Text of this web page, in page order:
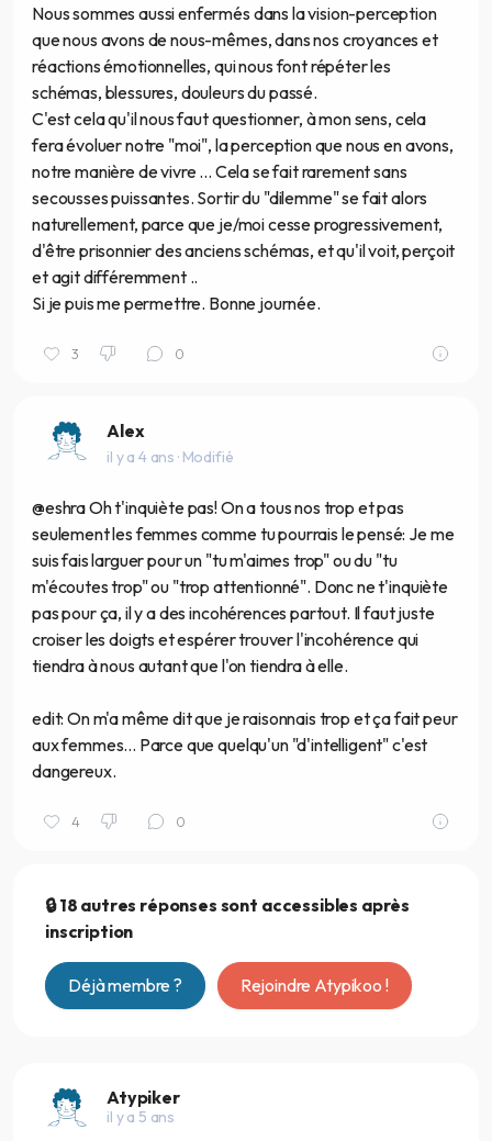
Nous sommes aussi enfermés dans la vision-perception
que nous avons de nous-mêmes, dans nos croyances et
réactions émotionnelles, qui nous font répéter les
schémas, blessures, douleurs du passé.
C'est cela qu'il nous faut questionner, à mon sens, cela
fera évoluer notre "moi", la perception que nous en avons,
notre manière de vivre ... Cela se fait rarement sans
secousses puissantes. Sortir du "dilemme" se fait alors
naturellement, parce que je/moi cesse progressivement,
d'être prisonnier des anciens schémas, et qu'il voit, perçoit
et agit différemment ..
Si je puis me permettre. Bonne journée.
3 0
Alex
il y a 4 ans · Modifié
@eshra Oh t'inquiète pas! On a tous nos trop et pas
seulement les femmes comme tu pourrais le pensé: Je me
suis fais larguer pour un "tu m'aimes trop" ou du "tu
m'écoutes trop" ou "trop attentionné". Donc ne t'inquiète
pas pour ça, il y a des incohérences partout. Il faut juste
croiser les doigts et espérer trouver l'incohérence qui
tiendra à nous autant que l'on tiendra à elle.
edit: On m'a même dit que je raisonnais trop et ça fait peur
aux femmes... Parce que quelqu'un "d'intelligent" c'est
dangereux.
4 0
🔒 18 autres réponses sont accessibles après
inscription
Déjà membre ? Rejoindre Atypikoo !
Atypiker
il y a 5 ans